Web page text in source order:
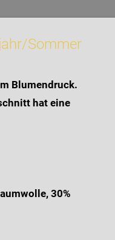
Sommer
Blumendruck.
hat eine
30%